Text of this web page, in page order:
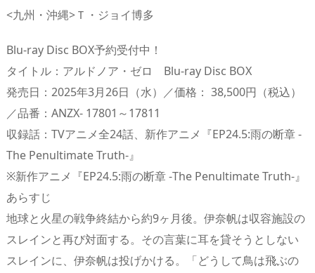
<九州・沖縄>Ｔ・ジョイ博多
Blu-ray Disc BOX予約受付中！
タイトル：アルドノア・ゼロ Blu-ray Disc BOX
発売日：2025年3月26日（水）／価格： 38,500円（税込）
／品番：ANZX- 17801～17811
収録話：TVアニメ全24話、新作アニメ『EP24.5:雨の断章 -
The Penultimate Truth-』
※新作アニメ『EP24.5:雨の断章 -The Penultimate Truth-』
あらすじ
地球と火星の戦争終結から約9ヶ月後。伊奈帆は収容施設の
スレインと再び対面する。その言葉に耳を貸そうとしない
スレインに、伊奈帆は投げかける。「どうして鳥は飛ぶの